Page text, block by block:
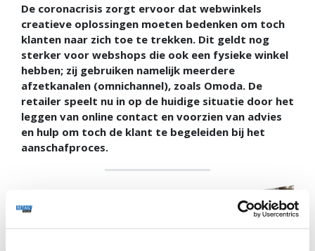
De coronacrisis zorgt ervoor dat webwinkels
creatieve oplossingen moeten bedenken om toch
klanten naar zich toe te trekken. Dit geldt nog
sterker voor webshops die ook een fysieke winkel
hebben; zij gebruiken namelijk meerdere
afzetkanalen (omnichannel), zoals Omoda. De
retailer speelt nu in op de huidige situatie door het
leggen van online contact en voorzien van advies
en hulp om toch de klant te begeleiden bij het
aanschafproces.